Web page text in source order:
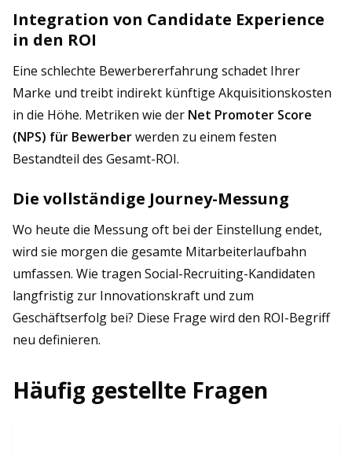
Integration von Candidate Experience
in den ROI
Eine schlechte Bewerbererfahrung schadet Ihrer
Marke und treibt indirekt künftige Akquisitionskosten
in die Höhe. Metriken wie der Net Promoter Score
(NPS) für Bewerberwerden zu einem festen
Bestandteil des Gesamt-ROI.
Die vollständige Journey-Messung
Wo heute die Messung oft bei der Einstellung endet,
wird sie morgen die gesamte Mitarbeiterlaufbahn
umfassen. Wie tragen Social-Recruiting-Kandidaten
langfristig zur Innovationskraft und zum
Geschäftserfolg bei? Diese Frage wird den ROI-Begriff
neu definieren.
Häufig gestellte Fragen